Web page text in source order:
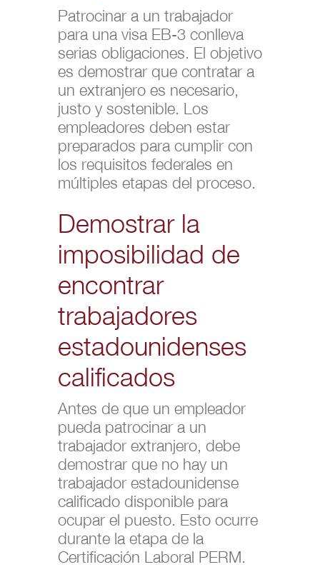
Patrocinar a un trabajador
para una visa EB-3 conlleva
serias obligaciones. El objetivo
es demostrar que contratar a
un extranjero es necesario,
justo y sostenible. Los
empleadores deben estar
preparados para cumplir con
los requisitos federales en
múltiples etapas del proceso.
Demostrar la
imposibilidad de
encontrar
trabajadores
estadounidenses
calificados
Antes de que un empleador
pueda patrocinar a un
trabajador extranjero, debe
demostrar que no hay un
trabajador estadounidense
calificado disponible para
ocupar el puesto. Esto ocurre
durante la etapa de la
Certificación Laboral PERM.